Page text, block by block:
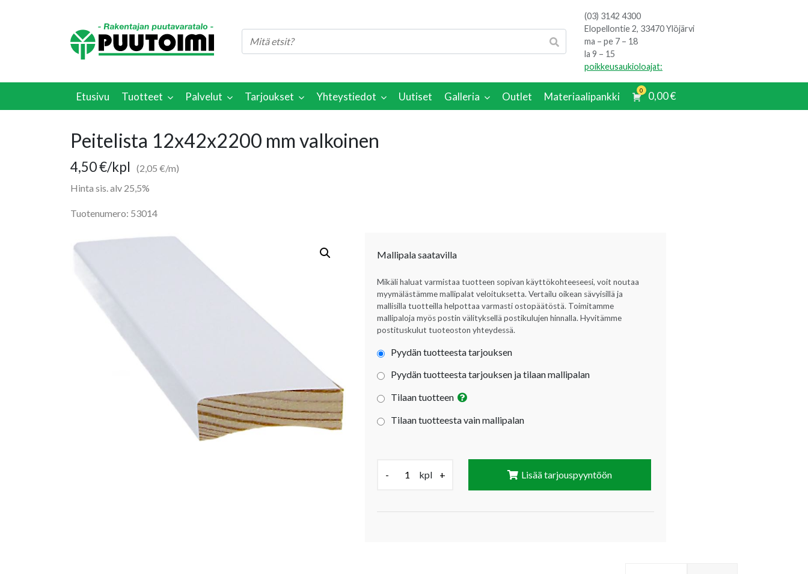
(03) 3142 4300
Elopellontie 2, 33470 Ylöjärvi
ma – pe 7 – 18
la 9 – 15
poikkeusaukioloajat:
Etusivu Tuotteet Palvelut Tarjoukset Yhteystiedot Uutiset Galleria Outlet Materiaalipankki 0 0,00€
Peitelista 12x42x2200 mm valkoinen
4,50€/kpl
(2,05 €/m)
Hinta sis. alv 25,5%
Tuotenumero: 53014
Mallipala saatavilla
Mikäli haluat varmistaa tuotteen sopivan käyttökohteeseesi, voit noutaa
myymälästämme mallipalat veloituksetta. Vertailu oikean sävyisillä ja
mallisilla tuotteilla helpottaa varmasti ostopäätöstä. Toimitamme
mallipaloja myös postin välityksellä postikulujen hinnalla. Hyvitämme
postituskulut tuoteoston yhteydessä.
Pyydän tuotteesta tarjouksen
Pyydän tuotteesta tarjouksen ja tilaan mallipalan
Tilaan tuotteen
Tilaan tuotteesta vain mallipalan
- kpl + Lisää tarjouspyyntöön